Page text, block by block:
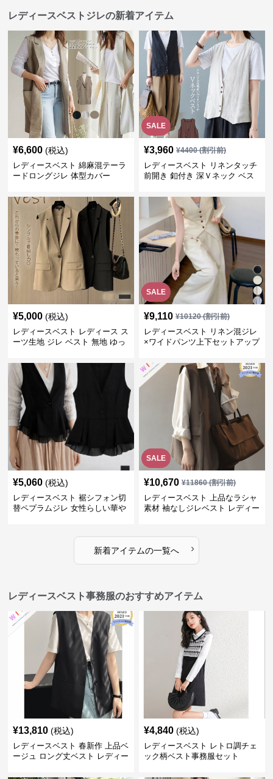
レディースベストジレの新着アイテム
¥6,600 (税込)
レディースベスト 綿麻混テーラ
ードロングジレ 体型カバー
SALE
¥3,960 ¥4400(割引前)
レディースベスト リネンタッチ
前開き 釦付き 深Ｖネック ベス
¥5,000 (税込)
レディースベスト レディース ス
ーツ生地 ジレ ベスト 無地 ゆっ
SALE
¥9,110 ¥10120(割引前)
レディースベスト リネン混ジレ
×ワイドパンツ上下セットアップ
¥5,060 (税込)
レディースベスト 裾シフォン切
替ペプラムジレ 女性らしい華や
SALE
¥10,670 ¥11860(割引前)
レディースベスト 上品なラシャ
素材 袖なしジレベスト レディー
新着アイテムの一覧へ ›
レディースベスト事務服のおすすめアイテム
¥13,810 (税込)
レディースベスト 春新作 上品ベ
ージュ ロング丈ベスト レディー
¥4,840 (税込)
レディースベスト レトロ調チェ
ック柄ベスト事務服セット